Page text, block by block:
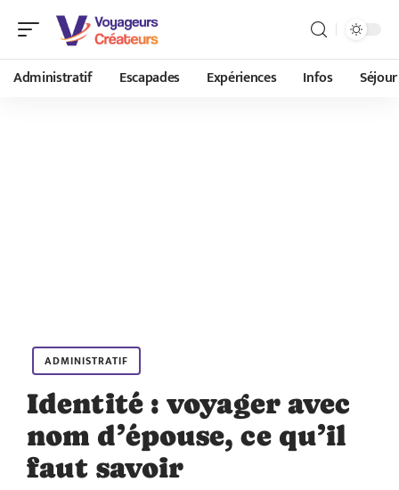
Administratif Escapades Expériences Infos Séjour
ADMINISTRATIF
Identité : voyager avec
nom d’épouse, ce qu’il
faut savoir